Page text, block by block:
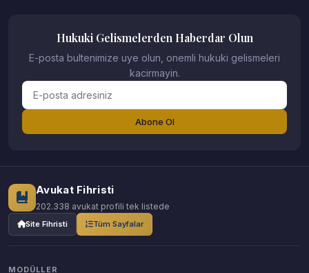
Hukuki Gelismelerden Haberdar Olun
E-posta bultenimize uye olun, onemli hukuki gelismeleri
kacirmayin.
Abone Ol
Avukat Fihristi
202.338 avukat profili tek listede
Site Fihristi Tüm Sayfalar
MODÜLLER